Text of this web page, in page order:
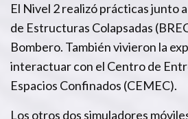
El Nivel 2 realizó prácticas junto
de Estructuras Colapsadas
Bombero. También vivieron la
interactuar con el Centro de
Espacios Confinados (CEMEC).
Los otros dos simuladores